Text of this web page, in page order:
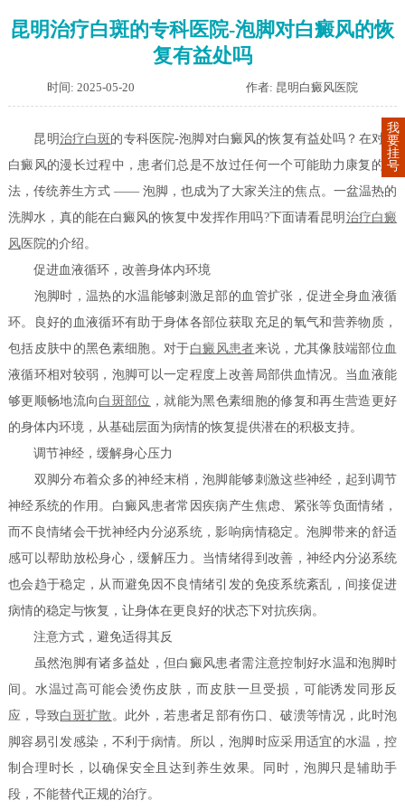
昆明治疗白斑的专科医院-泡脚对白癜风的恢
复有益处吗
时间: 2025-05-20 作者: 昆明白癜风医院
昆明治疗白斑的专科医院-泡脚对白癜风的恢复有益处吗？在对抗
白癜风的漫长过程中，患者们总是不放过任何一个可能助力康复的方
法，传统养生方式 —— 泡脚，也成为了大家关注的焦点。一盆温热的
洗脚水，真的能在白癜风的恢复中发挥作用吗?下面请看昆明 治疗白癜
风 医院的介绍。
促进血液循环，改善身体内环境
泡脚时，温热的水温能够刺激足部的血管扩张，促进全身血液循
环。良好的血液循环有助于身体各部位获取充足的氧气和营养物质，
包括皮肤中的黑色素细胞。对于白癜风患者来说，尤其像肢端部位血
液循环相对较弱，泡脚可以一定程度上改善局部供血情况。当血液能
够更顺畅地流向 白斑部位 ，就能为黑色素细胞的修复和再生营造更好
的身体内环境，从基础层面为病情的恢复提供潜在的积极支持。
调节神经，缓解身心压力
双脚分布着众多的神经末梢，泡脚能够刺激这些神经，起到调节
神经系统的作用。白癜风患者常因疾病产生焦虑、紧张等负面情绪，
而不良情绪会干扰神经内分泌系统，影响病情稳定。泡脚带来的舒适
感可以帮助放松身心，缓解压力。当情绪得到改善，神经内分泌系统
也会趋于稳定，从而避免因不良情绪引发的免疫系统紊乱，间接促进
病情的稳定与恢复，让身体在更良好的状态下对抗疾病。
注意方式，避免适得其反
虽然泡脚有诸多益处，但白癜风患者需注意控制好水温和泡脚时
间。水温过高可能会烫伤皮肤，而皮肤一旦受损，可能诱发同形反
应，导致白斑扩散 。此外，若患者足部有伤口、破溃等情况，此时泡
脚容易引发感染，不利于病情。所以，泡脚时应采用适宜的水温，控
制合理时长，以确保安全且达到养生效果。同时，泡脚只是辅助手
段，不能替代正规的治疗。
我
要
挂
号